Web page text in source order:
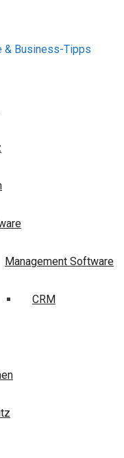
& Business-Tipps
Management Software
CRM